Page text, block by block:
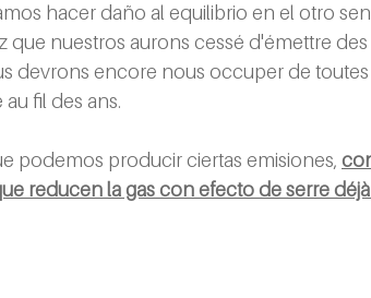
hacer daño al equilibrio en el otro
que nuestros aurons cessé d'émettre des
devrons encore nous occuper de
fil des ans.
podemos producir ciertas emisiones,
reducen la gas con efecto de serre